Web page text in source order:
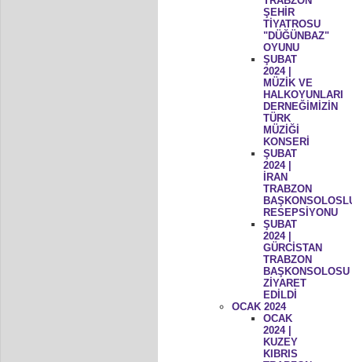
ŞEHİR
TİYATROSU
"DÜĞÜNBAZ"
OYUNU
ŞUBAT
2024 |
MÜZİK VE
HALKOYUNLARI
DERNEĞİMİZİN
TÜRK
MÜZİĞİ
KONSERİ
ŞUBAT
2024 |
İRAN
TRABZON
RESEPSİYONU
ŞUBAT
2024 |
GÜRCİSTAN
TRABZON
BAŞKONSOLOSU
ZİYARET
EDİLDİ
OCAK 2024
OCAK
2024 |
KUZEY
KIBRIS